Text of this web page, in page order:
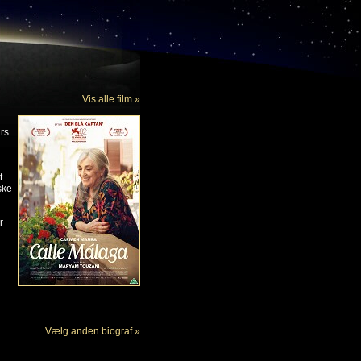
Vis alle film »
Vælg anden biograf »